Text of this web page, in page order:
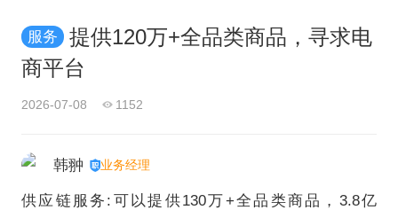
服务
提供120万+全品类商品，寻求电
商平台
2026-07-08 1152
韩翀 业务经理
供应链服务:可以提供130万+全品类商品，3.8亿